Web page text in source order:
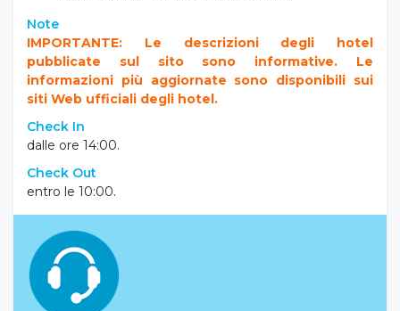
Note
IMPORTANTE: Le descrizioni degli hotel
pubblicate sul sito sono informative. Le
informazioni più aggiornate sono disponibili sui
siti Web ufficiali degli hotel.
Check In
dalle ore 14:00.
Check Out
entro le 10:00.